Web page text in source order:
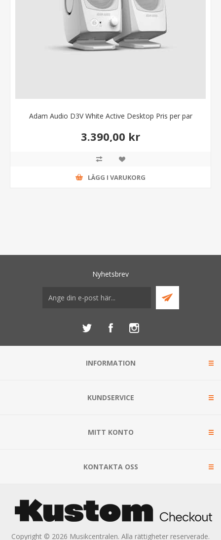
Adam Audio D3V White Active Desktop Pris per par
3.390,00 kr
LÄGG I VARUKORG
Nyhetsbrev
INFORMATION
KUNDSERVICE
MITT KONTO
KONTAKTA OSS
Copyright © 2026 Musikcentralen. Alla rättigheter reserverade.